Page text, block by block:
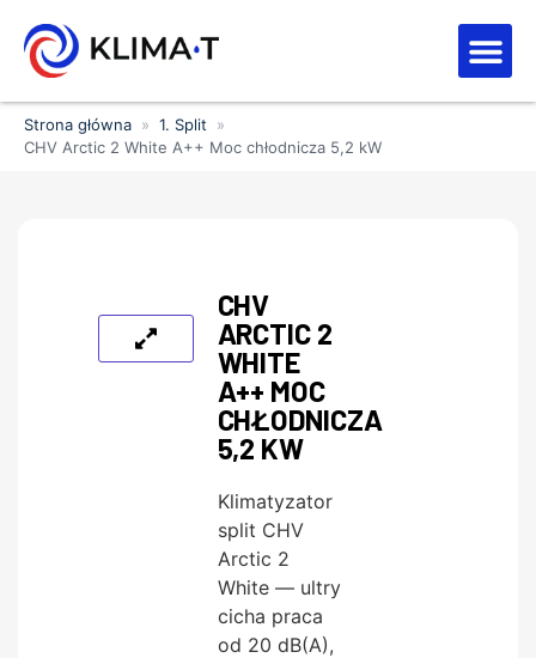
Strona główna » 1. Split
»
CHV Arctic 2 White A++ Moc chłodnicza 5,2 kW
CHV
ARCTIC 2
WHITE
A++ MOC
CHŁODNICZA
5,2 KW
Klimatyzator
split CHV
Arctic 2
White — ultry
cicha praca
od 20 dB(A),